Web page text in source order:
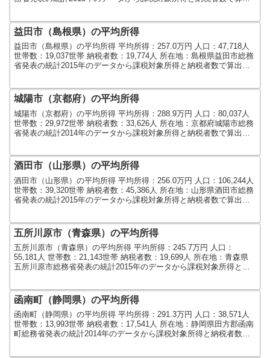
益田市（島根県）の平均所得
益田市（島根県）の平均所得 平均所得：257.0万円 人口：47,718人
世帯数：19,037世帯 納税者数：19,774人 所在地：島根県益田市総務
省発表の統計2015年のデータから課税対象所得と納税者数で算出し
城陽市（京都府）の平均所得
城陽市（京都府）の平均所得 平均所得：288.9万円 人口：80,037人
世帯数：29,972世帯 納税者数：33,626人 所在地：京都府城陽市総務
省発表の統計2014年のデータから課税対象所得と納税者数で算出し
酒田市（山形県）の平均所得
酒田市（山形県）の平均所得 平均所得：256.0万円 人口：106,244人
世帯数：39,320世帯 納税者数：45,386人 所在地：山形県酒田市総務
省発表の統計2015年のデータから課税対象所得と納税者数で算出し
五所川原市（青森県）の平均所得
五所川原市（青森県）の平均所得 平均所得：245.7万円 人口：
55,181人 世帯数：21,143世帯 納税者数：19,699人 所在地：青森県
五所川原市総務省発表の統計2015年のデータから課税対象所得と納
函南町（静岡県）の平均所得
函南町（静岡県）の平均所得 平均所得：291.3万円 人口：38,571人
世帯数：13,993世帯 納税者数：17,541人 所在地：静岡県田方郡函南
町総務省発表の統計2014年のデータから課税対象所得と納税者数で